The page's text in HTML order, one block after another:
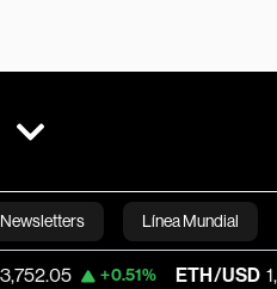
Newsletters Línea Mundial
Bloomberg
+0.51% ETH/USD 1,866.465